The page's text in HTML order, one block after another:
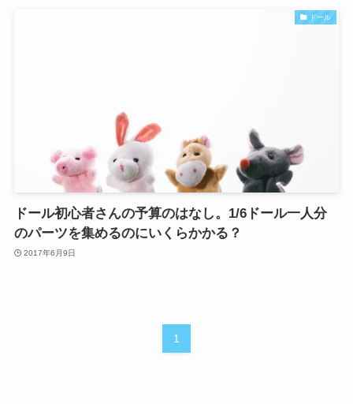
ドール
ドール初心者さんの予算のはなし。1/6ドール一人分
のパーツを集めるのにいくらかかる？
2017年6月9日
1